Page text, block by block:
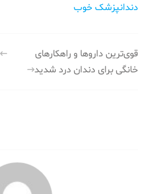
دندانپزشک خوب
راهبری
قوی‌ترین داروها و راهکارهای
خانگی برای دندان درد شدید